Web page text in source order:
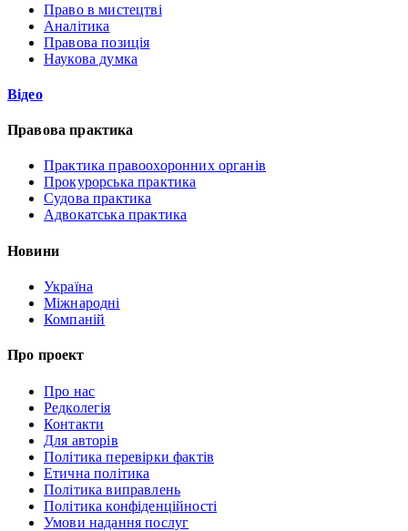
Право в мистецтві
Аналітика
Правова позиція
Наукова думка
Відео
Правова практика
Практика правоохоронних органів
Прокурорська практика
Судова практика
Адвокатська практика
Новини
Україна
Міжнародні
Компаній
Про проект
Про нас
Редколегія
Контакти
Для авторів
Політика перевірки фактів
Етична політика
Політика виправлень
Політика конфіденційності
Умови надання послуг